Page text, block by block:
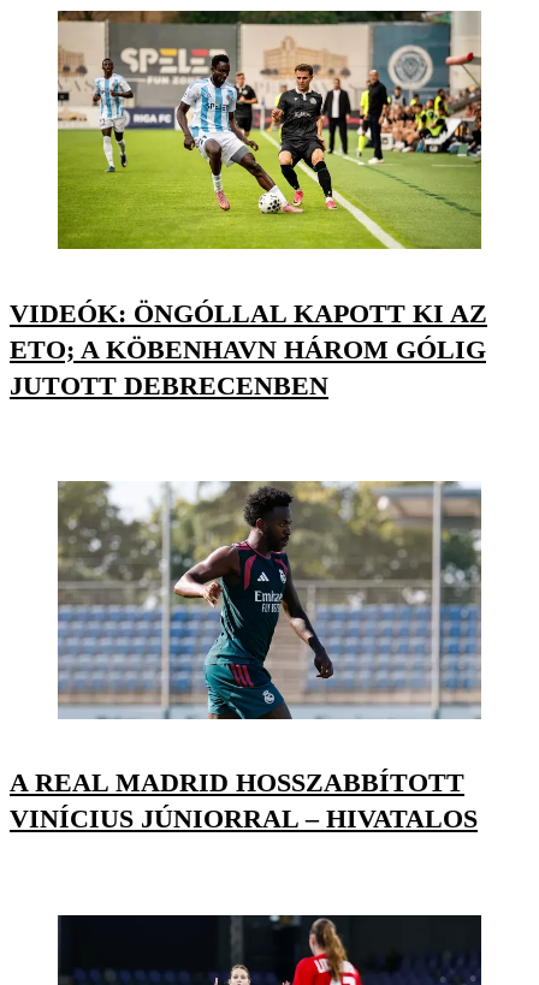
VIDEÓK: ÖNGÓLLAL KAPOTT KI AZ
ETO; A KÖBENHAVN HÁROM GÓLIG
JUTOTT DEBRECENBEN
A REAL MADRID HOSSZABBÍTOTT
VINÍCIUS JÚNIORRAL – HIVATALOS